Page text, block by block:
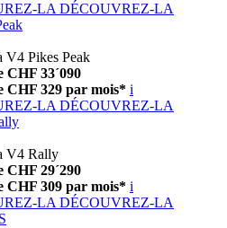
LA DÉCOUVREZ-LA
V4 Pikes Peak
CHF 33´090
CHF 329 par mois* i
LA DÉCOUVREZ-LA
V4 Rally
CHF 29´290
CHF 309 par mois* i
LA DÉCOUVREZ-LA